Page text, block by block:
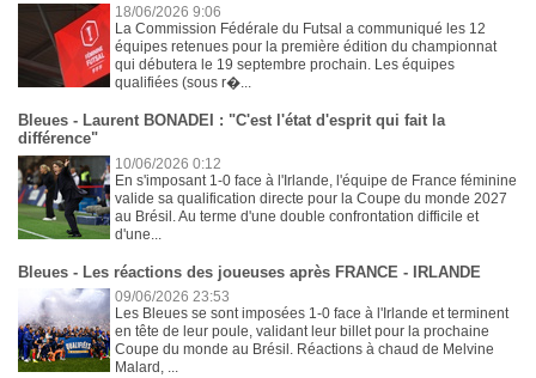
18/06/2026 9:06
La Commission Fédérale du Futsal a communiqué les 12
équipes retenues pour la première édition du championnat
qui débutera le 19 septembre prochain. Les équipes
qualifiées (sous r�...
Bleues - Laurent BONADEI : "C'est l'état d'esprit qui fait la
différence"
10/06/2026 0:12
En s'imposant 1-0 face à l'Irlande, l'équipe de France féminine
valide sa qualification directe pour la Coupe du monde 2027
au Brésil. Au terme d'une double confrontation difficile et
d'une...
Bleues - Les réactions des joueuses après FRANCE - IRLANDE
09/06/2026 23:53
Les Bleues se sont imposées 1-0 face à l'Irlande et terminent
en tête de leur poule, validant leur billet pour la prochaine
Coupe du monde au Brésil. Réactions à chaud de Melvine
Malard, ...